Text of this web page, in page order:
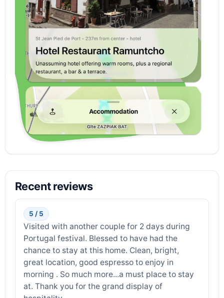
Recent reviews
5 / 5
Visited with another couple for 2 days during
Portugal festival. Blessed to have had the
chance to stay at this home. Clean, bright,
great location, good espresso to enjoy in
morning . So much more...a must place to stay
at. Thank you for the grand display of